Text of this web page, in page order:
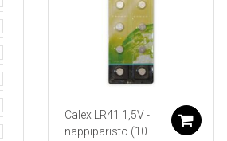
Calex LR41 1,5V -
nappiparisto (10